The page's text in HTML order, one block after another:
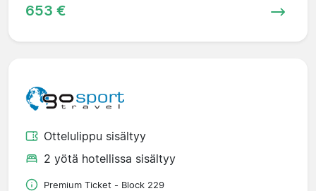
653 €
Ottelulippu sisältyy
2 yötä hotellissa sisältyy
Premium Ticket - Block 229